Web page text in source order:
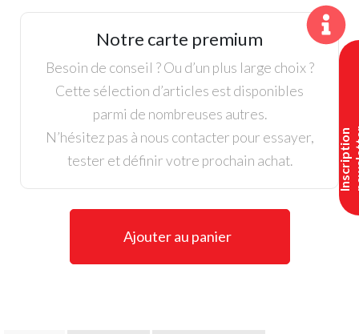
I
n
s
c
r
i
p
t
i
o
n
n
e
w
s
l
e
t
t
e
Jupe
Dame,
Dany
Dazey
Notre carte premium
Besoin de conseil ? Ou d’un plus large choix ?
Cette sélection d’articles est disponibles
parmi de nombreuses autres.
N’hésitez pas à nous contacter pour essayer,
tester et définir votre prochain achat.
Ajouter au panier